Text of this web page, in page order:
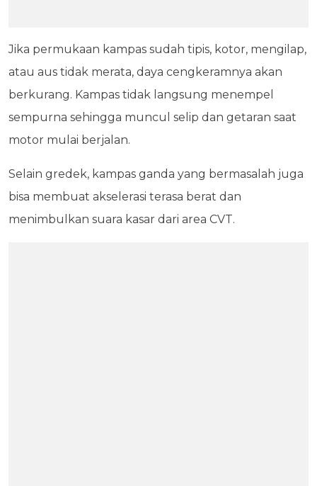
Jika permukaan kampas sudah tipis, kotor, mengilap,
atau aus tidak merata, daya cengkeramnya akan
berkurang. Kampas tidak langsung menempel
sempurna sehingga muncul selip dan getaran saat
motor mulai berjalan.
Selain gredek, kampas ganda yang bermasalah juga
bisa membuat akselerasi terasa berat dan
menimbulkan suara kasar dari area CVT.